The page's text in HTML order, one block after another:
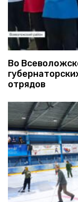
Во
отрядов